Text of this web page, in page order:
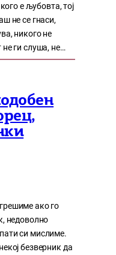
е љубовта, тој
не се гнаси,
никого не
не ги слуша, не…
ако го
недоволно
си мислиме.
безверник да